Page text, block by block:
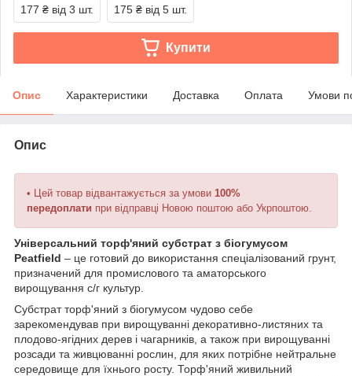
177 ₴ від 3 шт. 175 ₴ від 5 шт.
Купити
Опис Характеристики Доставка Оплата Умови
Опис
• Цей товар відвантажується за умови 100%
передоплати при відправці Новою поштою або Укрпоштою.
Універсальний торф'яний субстрат з біогумусом
Peatfield – це готовий до використання спеціалізований грунт,
призначений для промислового та аматорського
вирощування с/г культур.
Субстрат торф'яний з біогумусом чудово себе
зарекомендував при вирощуванні декоративно-листяних та
плодово-ягідних дерев і чагарників, а також при вирощуванні
розсади та живцюванні рослин, для яких потрібне нейтральне
середовище для їхнього росту. Торф'яний живильний